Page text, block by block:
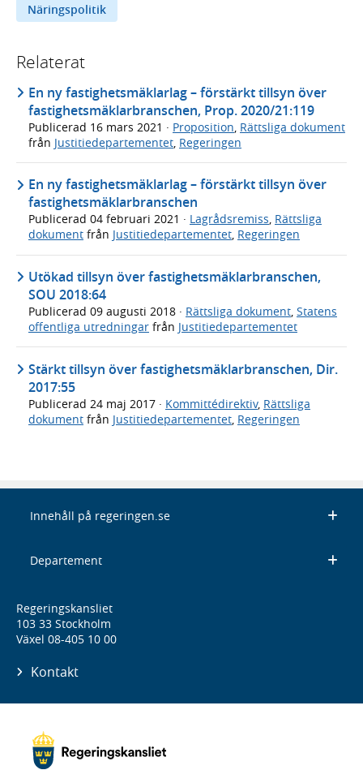
Näringspolitik
Relaterat
En ny fastighetsmäklarlag – förstärkt tillsyn över
fastighetsmäklarbranschen, Prop. 2020/21:119
Publicerad 16 mars 2021 · Proposition Rättsliga dokument
från Justitiedepartementet Regeringen
En ny fastighetsmäklarlag – förstärkt tillsyn över
fastighetsmäklarbranschen
Publicerad 04 februari 2021 · Lagrådsremiss, Rättsliga
dokument från Justitiedepartementet, Regeringen
Utökad tillsyn över fastighetsmäklarbranschen,
SOU 2018:64
Publicerad 09 augusti 2018 · Rättsliga dokument, Statens
offentliga utredningar från Justitiedepartementet
Stärkt tillsyn över fastighetsmäklarbranschen, Dir.
2017:55
Publicerad 24 maj 2017 · Kommittédirektiv, Rättsliga
dokument från Justitiedepartementet Regeringen
Innehåll på regeringen.se
Departement
Regeringskansliet
103 33 Stockholm
Växel 08-405 10 00
Kontakt